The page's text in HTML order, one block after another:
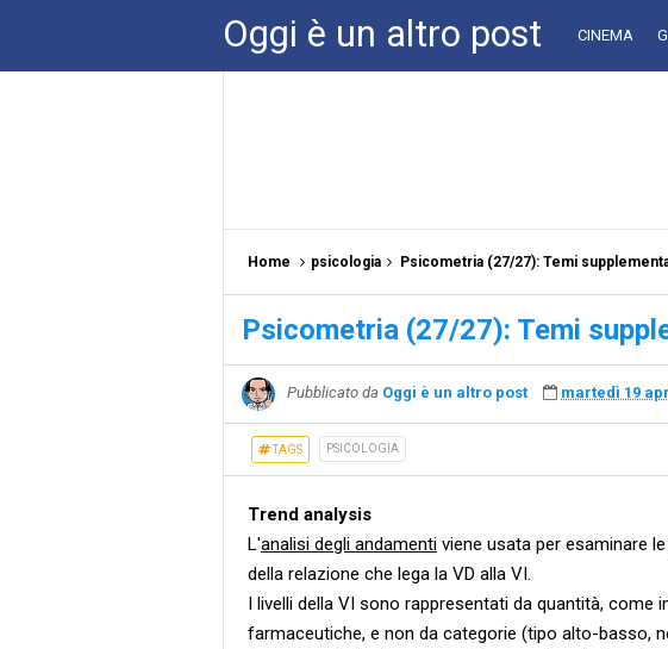
Oggi è un altro post CINEMA
Home psicologia Psicometria (27/27): Temi
Psicometria (27/27): Temi
Pubblicato da Oggi è un altro post martedì 19
TAGS PSICOLOGIA
Trend analysis
L'analisi degli andamenti viene usata per esaminare
della relazione che lega la VD alla VI.
I livelli della VI sono rappresentati da quantità, come
farmaceutiche, e non da categorie (tipo alto-basso,